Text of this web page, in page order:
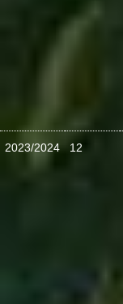
2023/2024 12